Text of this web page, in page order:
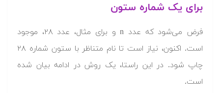
برای یک شماره ستون
فرض می‌شود که عدد n و برای مثال، عدد ۲۸، موجود
است. اکنون، نیاز است تا نام متناظر با ستون شماره ۲۸
چاپ شود. در این راستا، یک روش در ادامه بیان شده
است.